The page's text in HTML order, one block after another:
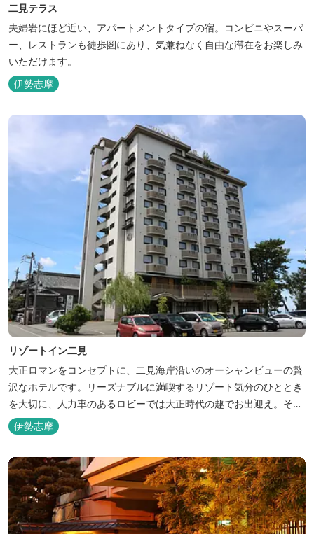
二見テラス
夫婦岩にほど近い、アパートメントタイプの宿。コンビニやスーパ
ー、レストランも徒歩圏にあり、気兼ねなく自由な滞在をお楽しみ
いただけます。
伊勢志摩
リゾートイン二見
大正ロマンをコンセプトに、二見海岸沿いのオーシャンビューの贅
沢なホテルです。リーズナブルに満喫するリゾート気分のひととき
を大切に、人力車のあるロビーでは大正時代の趣でお出迎え。そし
て、抜群の眺めが自慢の露天風呂｢七福の湯｣は、趣向を凝らした七
つのお風呂のうち、五つをご宿泊者様無料の貸切風呂としてご利用
が可能です。
伊勢志摩